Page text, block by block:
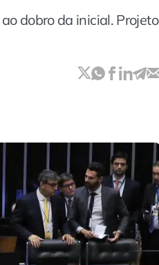
dobro da inicial. Projeto